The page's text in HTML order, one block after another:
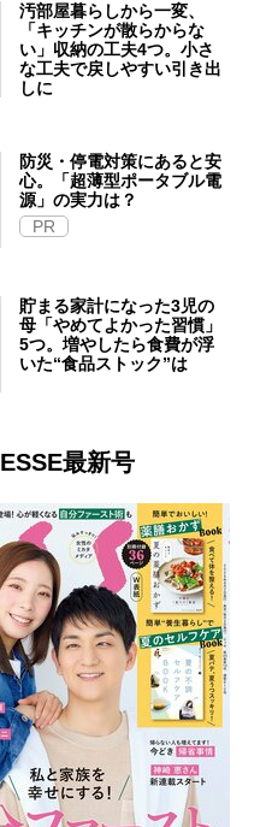
汚部屋暮らしから一変、
「キッチンが散らからな
い」収納の工夫4つ。小さ
な工夫で戻しやすい引き出
しに
防災・停電対策にあると安
心。「超薄型ポータブル電
源」の実力は？​
PR
貯まる家計になった3児の
母「やめてよかった習慣」
5つ。増やしたら食費が浮
いた“食品ストック”は
ESSE最新号